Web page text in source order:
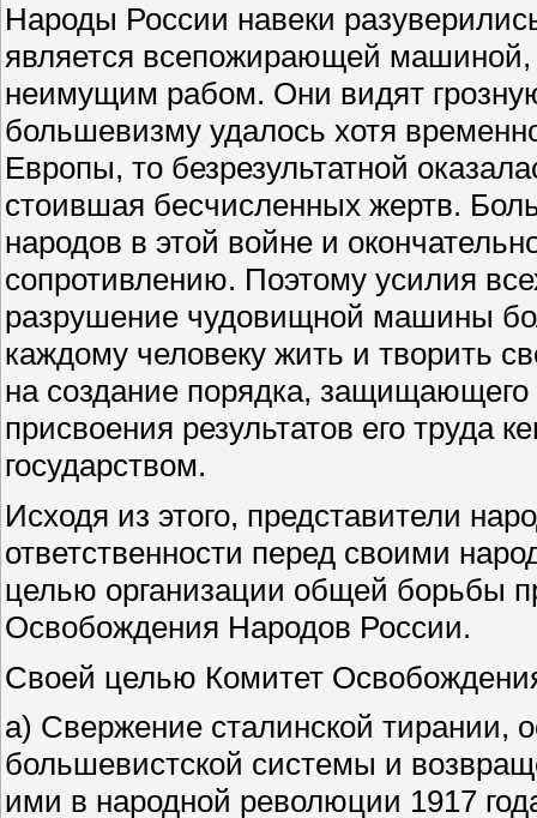
Народы России навеки
является всепожирающей
неимущим рабом. Они видят
большевизму удалось хотя
Европы, то безрезультатной
стоившая бесчисленных жертв.
народов в этой войне и
сопротивлению. Поэтому усилия
разрушение чудовищной машины
каждому человеку жить и творить
на создание порядка, защищающего
присвоения результатов его труда
государством.
Исходя из этого, представители
ответственности перед своими
целью организации общей борьбы
Освобождения Народов России.
Своей целью Комитет
а) Свержение сталинской тирании,
большевистской системы и
ими в народной революции 1917